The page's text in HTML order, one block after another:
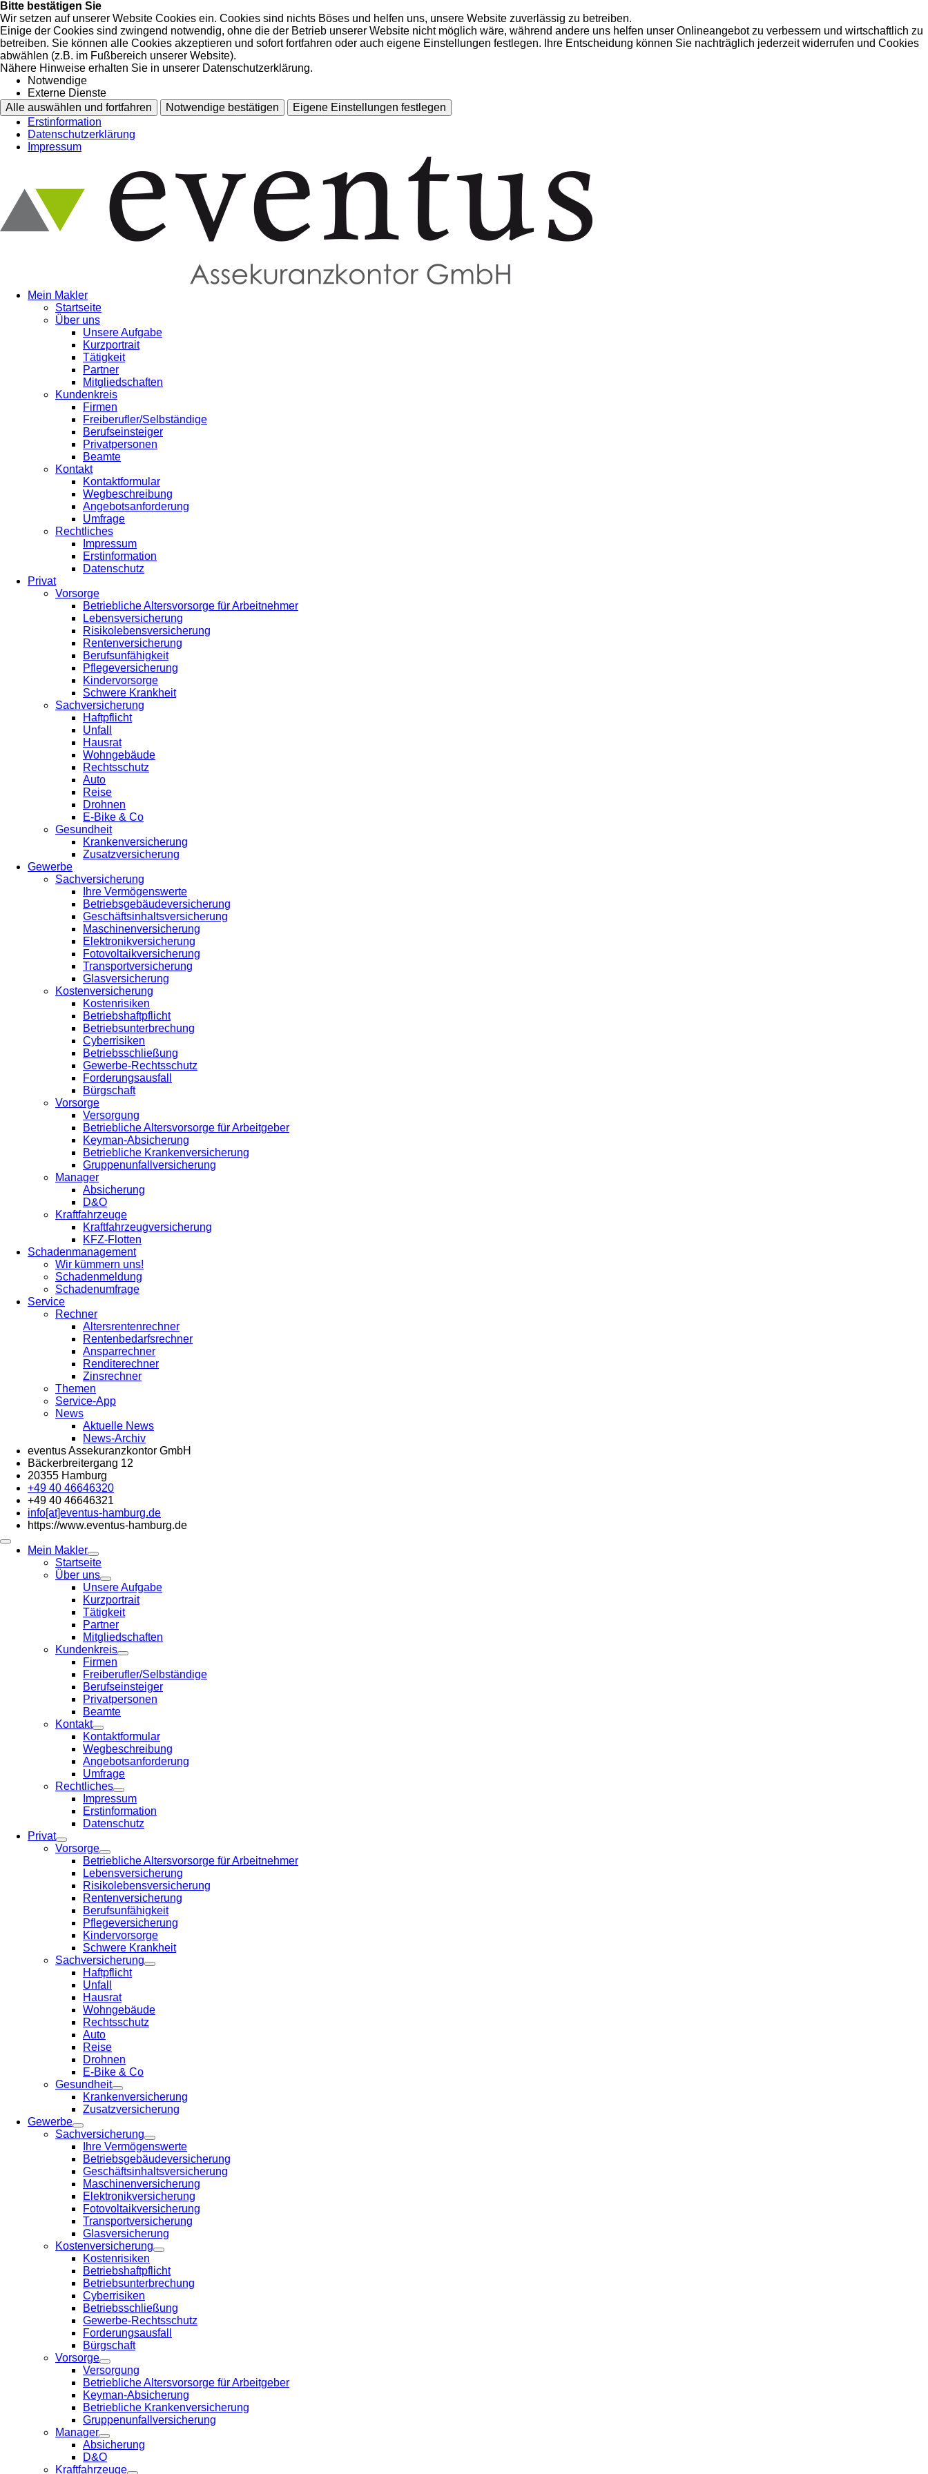
Bitte bestätigen Sie
Wir setzen auf unserer Website Cookies ein. Cookies sind nichts Böses und helfen uns, unsere Website zuverlässig zu betreiben.
Einige der Cookies sind zwingend notwendig, ohne die der Betrieb unserer Website nicht möglich wäre, während andere uns helfen unser Onlineangebot zu verbessern und wirtschaftlich zu
betreiben. Sie können alle Cookies akzeptieren und sofort fortfahren oder auch eigene Einstellungen festlegen. Ihre Entscheidung können Sie nachträglich jederzeit widerrufen und Cookies
abwählen (z.B. im Fußbereich unserer Website).
Nähere Hinweise erhalten Sie in unserer Datenschutzerklärung.
Notwendige
Externe Dienste
Alle auswählen und fortfahren
Notwendige bestätigen
Eigene Einstellungen festlegen
Erstinformation
Datenschutzerklärung
Impressum
Mein Makler
Startseite
Über uns
Unsere Aufgabe
Kurzportrait
Tätigkeit
Partner
Mitgliedschaften
Kundenkreis
Firmen
Freiberufler/Selbständige
Berufseinsteiger
Privatpersonen
Beamte
Kontakt
Kontaktformular
Wegbeschreibung
Angebotsanforderung
Umfrage
Rechtliches
Impressum
Erstinformation
Datenschutz
Privat
Vorsorge
Betriebliche Altersvorsorge für Arbeitnehmer
Lebensversicherung
Risikolebensversicherung
Rentenversicherung
Berufsunfähigkeit
Pflegeversicherung
Kindervorsorge
Schwere Krankheit
Sachversicherung
Haftpflicht
Unfall
Hausrat
Wohngebäude
Rechtsschutz
Auto
Reise
Drohnen
E-Bike & Co
Gesundheit
Krankenversicherung
Zusatzversicherung
Gewerbe
Sachversicherung
Ihre Vermögenswerte
Betriebsgebäudeversicherung
Geschäftsinhaltsversicherung
Maschinenversicherung
Elektronikversicherung
Fotovoltaikversicherung
Transportversicherung
Glasversicherung
Kostenversicherung
Kostenrisiken
Betriebshaftpflicht
Betriebsunterbrechung
Cyberrisiken
Betriebsschließung
Gewerbe-Rechtsschutz
Forderungsausfall
Bürgschaft
Vorsorge
Versorgung
Betriebliche Altersvorsorge für Arbeitgeber
Keyman-Absicherung
Betriebliche Krankenversicherung
Gruppenunfallversicherung
Manager
Absicherung
D&O
Kraftfahrzeuge
Kraftfahrzeugversicherung
KFZ-Flotten
Schadenmanagement
Wir kümmern uns!
Schadenmeldung
Schadenumfrage
Service
Rechner
Altersrentenrechner
Rentenbedarfsrechner
Ansparrechner
Renditerechner
Zinsrechner
Themen
Service-App
News
Aktuelle News
News-Archiv
eventus Assekuranzkontor GmbH
Bäckerbreitergang 12
20355 Hamburg
+49 40 46646320
+49 40 46646321
info[at]eventus-hamburg.de
https://www.eventus-hamburg.de
Mein Makler
Startseite
Über uns
Unsere Aufgabe
Kurzportrait
Tätigkeit
Partner
Mitgliedschaften
Kundenkreis
Firmen
Freiberufler/Selbständige
Berufseinsteiger
Privatpersonen
Beamte
Kontakt
Kontaktformular
Wegbeschreibung
Angebotsanforderung
Umfrage
Rechtliches
Impressum
Erstinformation
Datenschutz
Privat
Vorsorge
Betriebliche Altersvorsorge für Arbeitnehmer
Lebensversicherung
Risikolebensversicherung
Rentenversicherung
Berufsunfähigkeit
Pflegeversicherung
Kindervorsorge
Schwere Krankheit
Sachversicherung
Haftpflicht
Unfall
Hausrat
Wohngebäude
Rechtsschutz
Auto
Reise
Drohnen
E-Bike & Co
Gesundheit
Krankenversicherung
Zusatzversicherung
Gewerbe
Sachversicherung
Ihre Vermögenswerte
Betriebsgebäudeversicherung
Geschäftsinhaltsversicherung
Maschinenversicherung
Elektronikversicherung
Fotovoltaikversicherung
Transportversicherung
Glasversicherung
Kostenversicherung
Kostenrisiken
Betriebshaftpflicht
Betriebsunterbrechung
Cyberrisiken
Betriebsschließung
Gewerbe-Rechtsschutz
Forderungsausfall
Bürgschaft
Vorsorge
Versorgung
Betriebliche Altersvorsorge für Arbeitgeber
Keyman-Absicherung
Betriebliche Krankenversicherung
Gruppenunfallversicherung
Manager
Absicherung
D&O
Kraftfahrzeuge